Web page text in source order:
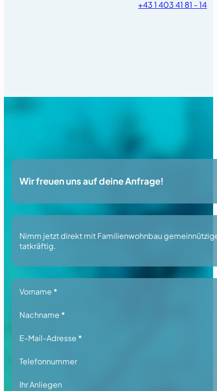
+43 1 403 41 81 - 14
Wir freuen uns auf deine Anfrage!
Nimm jetzt direkt mit Familienwohnbau
tatkräftig.
Section
Vorname *
Nachname *
E-Mail-Adresse *
Telefonnummer
Ihr Anliegen